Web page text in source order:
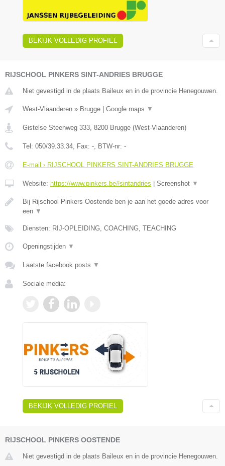
BEKIJK VOLLEDIG PROFIEL
RIJSCHOOL PINKERS SINT-ANDRIES BRUGGE
Niet gevestigd in de plaats Baileux en in de provincie Henegouwen.
West-Vlaanderen » Brugge Google maps ▼
Gistelse Steenweg 333, 8200 Brugge (West-Vlaanderen)
Tel: 050/39.33.34, Fax: -, BTW-nr: -
E-mail › RIJSCHOOL PINKERS SINT-ANDRIES BRUGGE
Website: https://www.pinkers.be#sintandries Screenshot ▼
Bij Rijschool Pinkers Oostende ben je aan het goede adres voor
een ▼
Diensten: RIJ-OPLEIDING, COACHING, TEACHING
Openingstijden ▼
Laatste facebook posts ▼
Sociale media:
BEKIJK VOLLEDIG PROFIEL
RIJSCHOOL PINKERS OOSTENDE
Niet gevestigd in de plaats Baileux en in de provincie Henegouwen.